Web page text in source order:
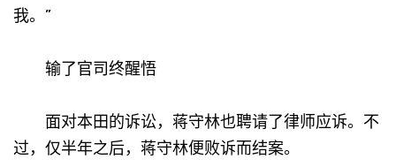
我。”
输了官司终醒悟
面对本田的诉讼，蒋守林也聘请了律师应诉。不
过，仅半年之后，蒋守林便败诉而结案。